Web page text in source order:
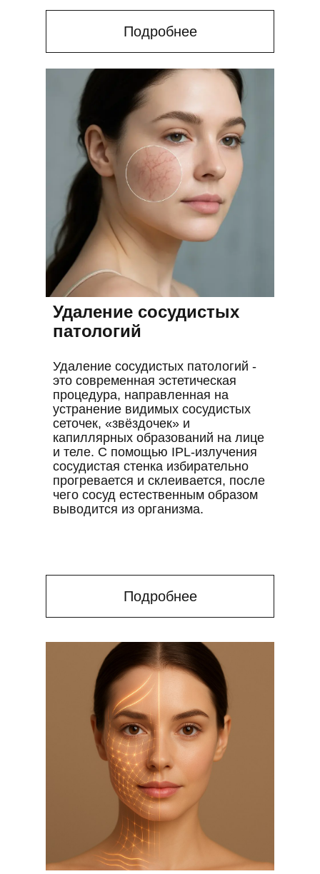
Подробнее
Удаление сосудистых
патологий
Удаление сосудистых патологий -
это современная эстетическая
процедура, направленная на
устранение видимых сосудистых
сеточек, «звёздочек» и
капиллярных образований на лице
и теле. С помощью IPL-излучения
сосудистая стенка избирательно
прогревается и склеивается, после
чего сосуд естественным образом
выводится из организма.
Подробнее